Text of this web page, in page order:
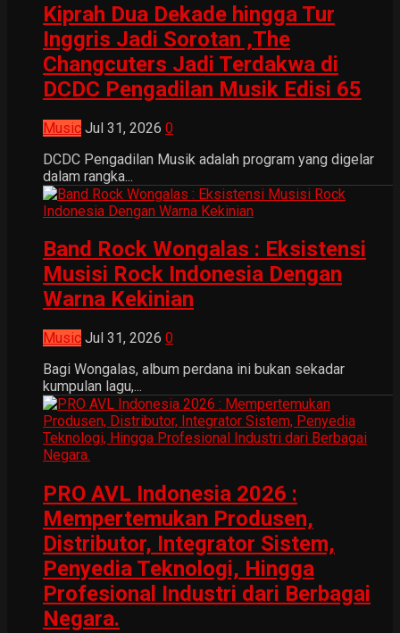
Kiprah Dua Dekade hingga Tur
Inggris Jadi Sorotan ,The
Changcuters Jadi Terdakwa di
DCDC Pengadilan Musik Edisi 65
Music Jul 31, 2026 0
DCDC Pengadilan Musik adalah program yang digelar
dalam rangka...
Band Rock Wongalas : Eksistensi
Musisi Rock Indonesia Dengan
Warna Kekinian
Music Jul 31, 2026 0
Bagi Wongalas, album perdana ini bukan sekadar
kumpulan lagu,...
PRO AVL Indonesia 2026 :
Mempertemukan Produsen,
Distributor, Integrator Sistem,
Penyedia Teknologi, Hingga
Profesional Industri dari Berbagai
Negara.